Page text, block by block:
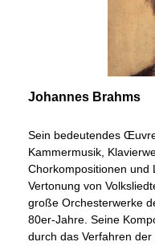
Johannes Brahms
Sein bedeutendes
Kammermusik,
Chorkompositionen und
Vertonung von
große Orchesterwerke
80er-Jahre. Seine
durch das Verfahren der